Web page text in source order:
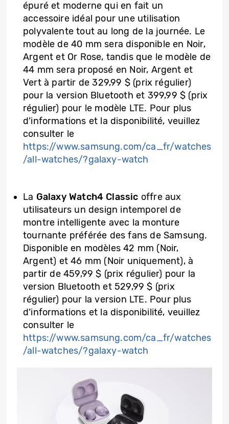
épuré et moderne qui en fait un
accessoire idéal pour une utilisation
polyvalente tout au long de la journée. Le
modèle de 40 mm sera disponible en Noir,
Argent et Or Rose, tandis que le modèle de
44 mm sera proposé en Noir, Argent et
Vert à partir de 329,99 $ (prix régulier)
pour la version Bluetooth et 399,99 $ (prix
régulier) pour le modèle LTE. Pour plus
d’informations et la disponibilité, veuillez
consulter le
https://www.samsung.com/ca_fr/watches
/all-watches/?galaxy-watch
La Galaxy Watch4 Classic offre aux
utilisateurs un design intemporel de
montre intelligente avec la monture
tournante préférée des fans de Samsung.
Disponible en modèles 42 mm (Noir,
Argent) et 46 mm (Noir uniquement), à
partir de 459,99 $ (prix régulier) pour la
version Bluetooth et 529,99 $ (prix
régulier) pour la version LTE. Pour plus
d’informations et la disponibilité, veuillez
consulter le
https://www.samsung.com/ca_fr/watches
/all-watches/?galaxy-watch